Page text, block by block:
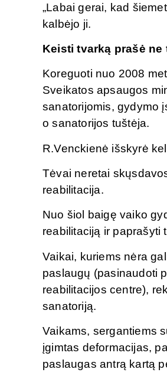
„Labai gerai, kad
kalbėjo ji.
Keisti tvarką prašė
Koreguoti nuo 2008
Sveikatos apsaugos
sanatorijomis, gydymo
o sanatorijos tuštėja.
R.Venckienė išskyrė
Tėvai neretai
reabilitacija.
Nuo šiol baigę vaiko
reabilitaciją ir paprašyti
Vaikai, kuriems nėra
paslaugų (pasinaudoti
reabilitacijos centre),
sanatoriją.
Vaikams, sergantiems
įgimtas deformacijas,
paslaugas antrą kartą